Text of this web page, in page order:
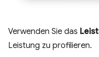
Verwenden Sie das
Leistung zu profilieren.